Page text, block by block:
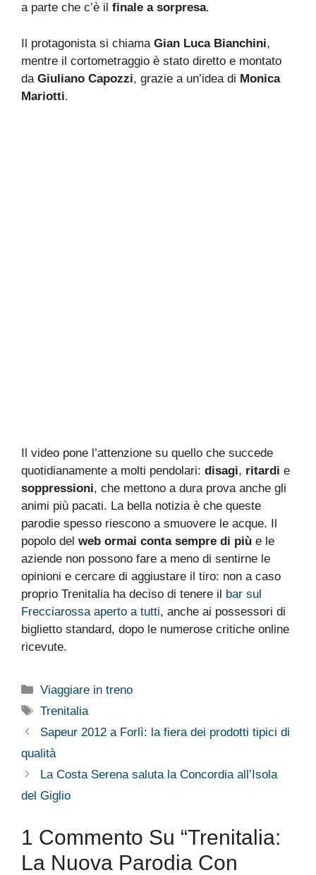
a parte che c’è il finale a sorpresa.
Il protagonista si chiama Gian Luca Bianchini,
mentre il cortometraggio è stato diretto e montato
da Giuliano Capozzi, grazie a un’idea di Monica
Mariotti.
Il video pone l’attenzione su quello che succede
quotidianamente a molti pendolari: disagi, ritardi e
soppressioni, che mettono a dura prova anche gli
animi più pacati. La bella notizia è che queste
parodie spesso riescono a smuovere le acque. Il
popolo del web ormai conta sempre di più e le
aziende non possono fare a meno di sentirne le
opinioni e cercare di aggiustare il tiro: non a caso
proprio Trenitalia ha deciso di tenere il bar sul
Frecciarossa aperto a tutti, anche ai possessori di
biglietto standard, dopo le numerose critiche online
ricevute.
Categorie
Viaggiare in treno
Tag
Trenitalia
Sapeur 2012 a Forlì: la fiera dei prodotti tipici di
qualità
La Costa Serena saluta la Concordia all’Isola
del Giglio
1 Commento Su “Trenitalia:
La Nuova Parodia Con